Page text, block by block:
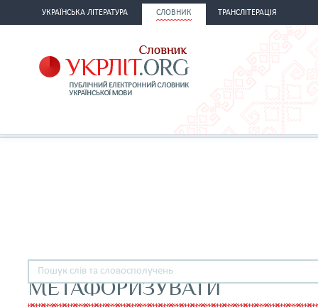
УКРАЇНСЬКА ЛІТЕРАТУРА СЛОВНИК ТРАНСЛІТЕРАЦІЯ
МЕТАФОРИЗУВАТИ